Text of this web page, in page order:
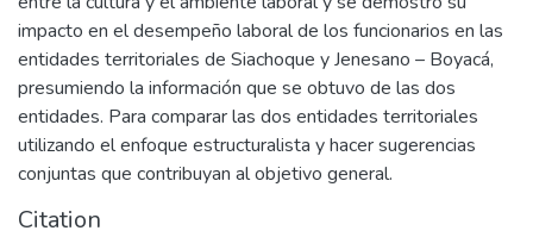
impacto en el desempeño laboral de los funcionarios en las
entidades territoriales de Siachoque y Jenesano – Boyacá,
presumiendo la información que se obtuvo de las dos
entidades. Para comparar las dos entidades territoriales
utilizando el enfoque estructuralista y hacer sugerencias
conjuntas que contribuyan al objetivo general.
Citation